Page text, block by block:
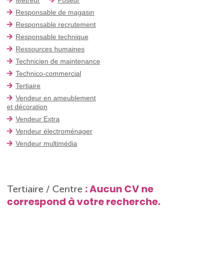
Responsable de magasin
Responsable recrutement
Responsable technique
Ressources humaines
Technicien de maintenance
Technico-commercial
Tertiaire
Vendeur en ameublement
et décoration
Vendeur Extra
Vendeur électroménager
Vendeur multimédia
Tertiaire / Centre : Aucun CV ne
correspond à votre recherche.